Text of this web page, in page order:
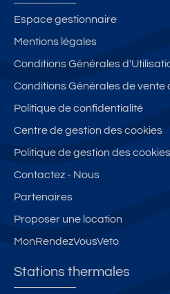
Espace gestionnaire
Mentions légales
Conditions Générales
Conditions Générales de
Politique de confidentialité
Centre de gestion des cookies
Politique de gestion des cookies
Contactez - Nous
Partenaires
Proposer une location
MonRendezVousVeto
Stations thermales